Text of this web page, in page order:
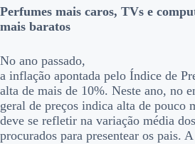
Perfumes mais caros, TVs e
mais baratos
No ano passado,
a inflação apontada pelo Índice de
alta de mais de 10%. Neste ano, no
geral de preços indica alta de pouco
deve se refletir na variação média
procurados para presentear os pais.